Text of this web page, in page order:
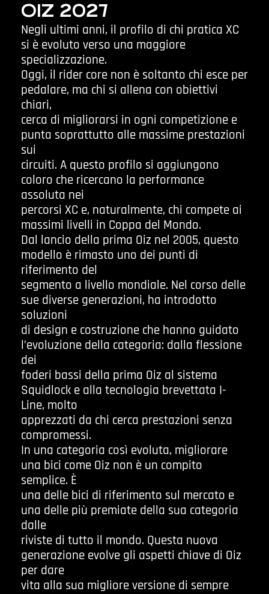
OIZ 2027
Negli ultimi anni, il profilo di chi pratica XC
si è evoluto verso una maggiore
specializzazione.
Oggi, il rider core non è soltanto chi esce per
pedalare, ma chi si allena con obiettivi
chiari,
cerca di migliorarsi in ogni competizione e
punta soprattutto alle massime prestazioni
sui
circuiti. A questo profilo si aggiungono
coloro che ricercano la performance
assoluta nei
percorsi XC e, naturalmente, chi compete ai
massimi livelli in Coppa del Mondo.
Dal lancio della prima Oiz nel 2005, questo
modello è rimasto uno dei punti di
riferimento del
segmento a livello mondiale. Nel corso delle
sue diverse generazioni, ha introdotto
soluzioni
di design e costruzione che hanno guidato
l’evoluzione della categoria: dalla flessione
dei
foderi bassi della prima Oiz al sistema
Squidlock e alla tecnologia brevettata I-
Line, molto
apprezzati da chi cerca prestazioni senza
compromessi.
In una categoria così evoluta, migliorare
una bici come Oiz non è un compito
semplice. È
una delle bici di riferimento sul mercato e
una delle più premiate della sua categoria
dalle
riviste di tutto il mondo. Questa nuova
generazione evolve gli aspetti chiave di Oiz
per dare
vita alla sua migliore versione di sempre